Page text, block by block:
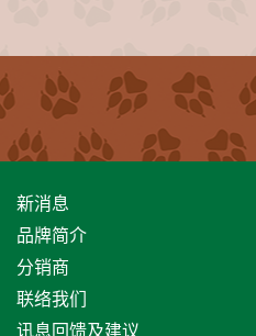
新消息
品牌简介
分销商
联络我们
讯息回馈及建议